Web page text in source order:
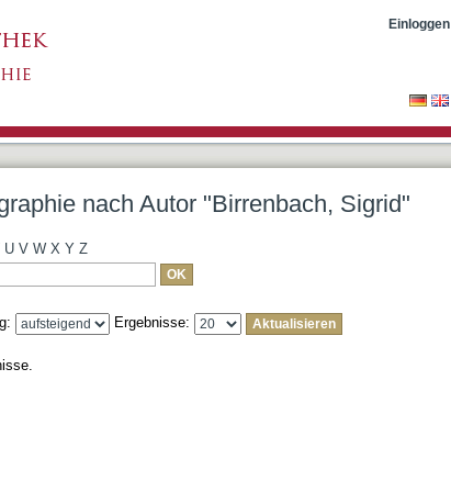
Einloggen
nach Autor "Birrenbach, Sigrid"
U V W X Y Z
Ergebnisse: